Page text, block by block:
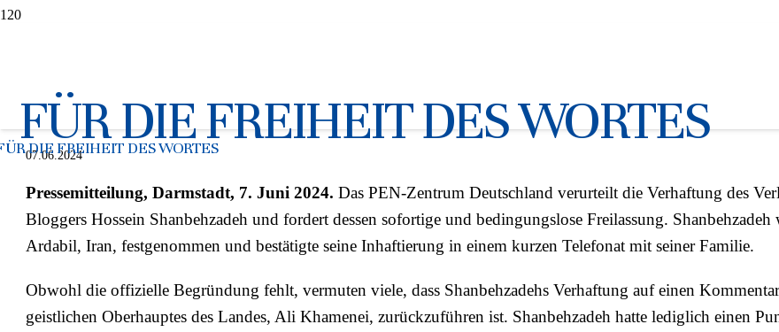
FÜR DIE FREIHEIT DES WORTES
DIE FREIHEIT DES WORTES
Shanbehzadeh: Deutscher PEN fordert sofortige
07.06.2024
Pressemitteilung, Darmstadt, 7. Juni 2024. Das PEN-Zentrum Deutschland verurteilt die Verhaftung des
Bloggers Hossein Shanbehzadeh und fordert dessen sofortige und bedingungslose Freilassung.
Ardabil, Iran, festgenommen und bestätigte seine Inhaftierung in einem kurzen Telefonat mit seiner Familie.
Obwohl die offizielle Begründung fehlt, vermuten viele, dass Shanbehzadehs Verhaftung auf einen
geistlichen Oberhauptes des Landes, Ali Khamenei, zurückzuführen ist. Shanbehzadeh hatte lediglich einen